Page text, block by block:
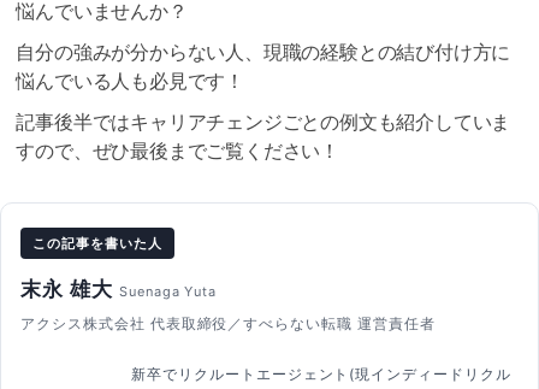
悩んでいませんか？
自分の強みが分からない人、現職の経験との結び付け方に
悩んでいる人も必見です！
記事後半ではキャリアチェンジごとの例文も紹介していま
すので、ぜひ最後までご覧ください！
この記事を書いた人
末永 雄大 Suenaga Yuta
アクシス株式会社 代表取締役／すべらない転職 運営責任者
新卒でリクルートエージェント(現インディードリクル